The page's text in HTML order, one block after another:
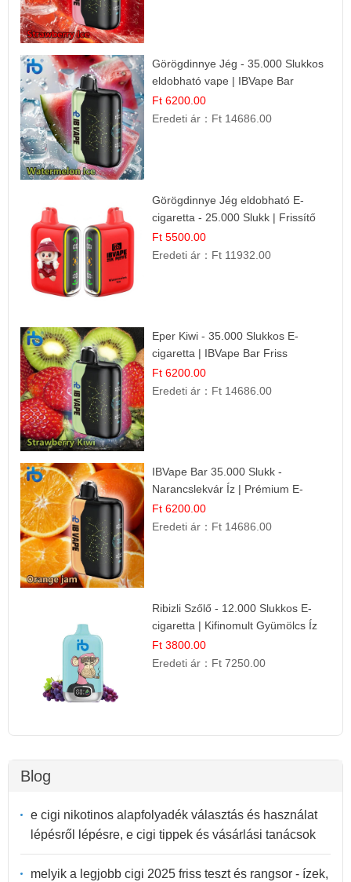
Görögdinnye Jég - 35.000 Slukkos
eldobható vape | IBVape Bar
Frissítő Nyári Íz
Ft 6200.00
Eredeti ár： Ft 14686.00
Görögdinnye Jég eldobható E-
cigaretta - 25.000 Slukk | Frissítő
Nyári Íz
Ft 5500.00
Eredeti ár： Ft 11932.00
Eper Kiwi - 35.000 Slukkos E-
cigaretta | IBVape Bar Friss
Gyümölcs Ízek
Ft 6200.00
Eredeti ár： Ft 14686.00
IBVape Bar 35.000 Slukk -
Narancslekvár Íz | Prémium E-
cigaretta
Ft 6200.00
Eredeti ár： Ft 14686.00
Ribizli Szőlő - 12.000 Slukkos E-
cigaretta | Kifinomult Gyümölcs Íz
Ft 3800.00
Eredeti ár： Ft 7250.00
Blog
e cigi nikotinos alapfolyadék választás és használat
lépésről lépésre, e cigi tippek és vásárlási tanácsok
melyik a legjobb cigi 2025 friss teszt és rangsor - ízek,